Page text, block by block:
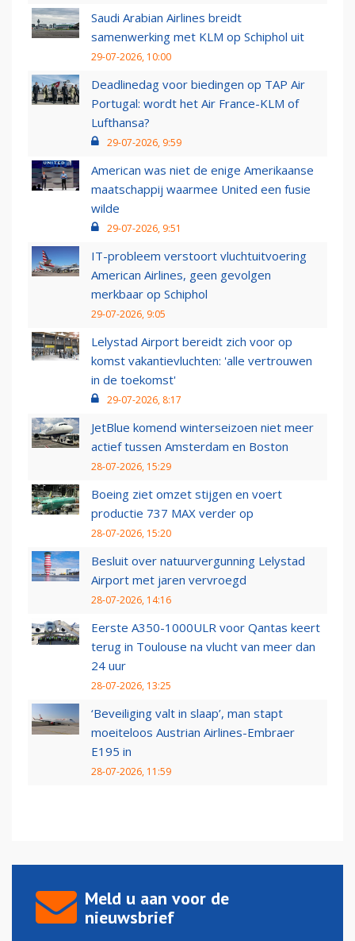
Saudi Arabian Airlines breidt
samenwerking met KLM op Schiphol uit
29-07-2026, 10:00
Deadlinedag voor biedingen op TAP Air
Portugal: wordt het Air France-KLM of
Lufthansa?
29-07-2026, 9:59
American was niet de enige Amerikaanse
maatschappij waarmee United een fusie
wilde
29-07-2026, 9:51
IT-probleem verstoort vluchtuitvoering
American Airlines, geen gevolgen
merkbaar op Schiphol
29-07-2026, 9:05
Lelystad Airport bereidt zich voor op
komst vakantievluchten: 'alle vertrouwen
in de toekomst'
29-07-2026, 8:17
JetBlue komend winterseizoen niet meer
actief tussen Amsterdam en Boston
28-07-2026, 15:29
Boeing ziet omzet stijgen en voert
productie 737 MAX verder op
28-07-2026, 15:20
Besluit over natuurvergunning Lelystad
Airport met jaren vervroegd
28-07-2026, 14:16
Eerste A350-1000ULR voor Qantas keert
terug in Toulouse na vlucht van meer dan
24 uur
28-07-2026, 13:25
‘Beveiliging valt in slaap’, man stapt
moeiteloos Austrian Airlines-Embraer
E195 in
28-07-2026, 11:59
Meld u aan voor de
nieuwsbrief